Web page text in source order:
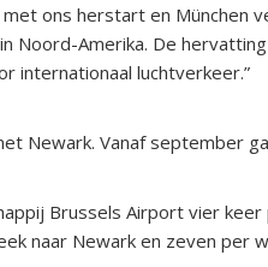
ons herstart en München
Noord-Amerika. De
internationaal luchtverkeer.”
Newark. Vanaf september
Brussels Airport vier
naar Newark en zeven per